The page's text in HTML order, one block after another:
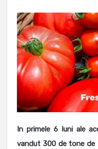
In primele 6 luni ale
vandut 300 de tone